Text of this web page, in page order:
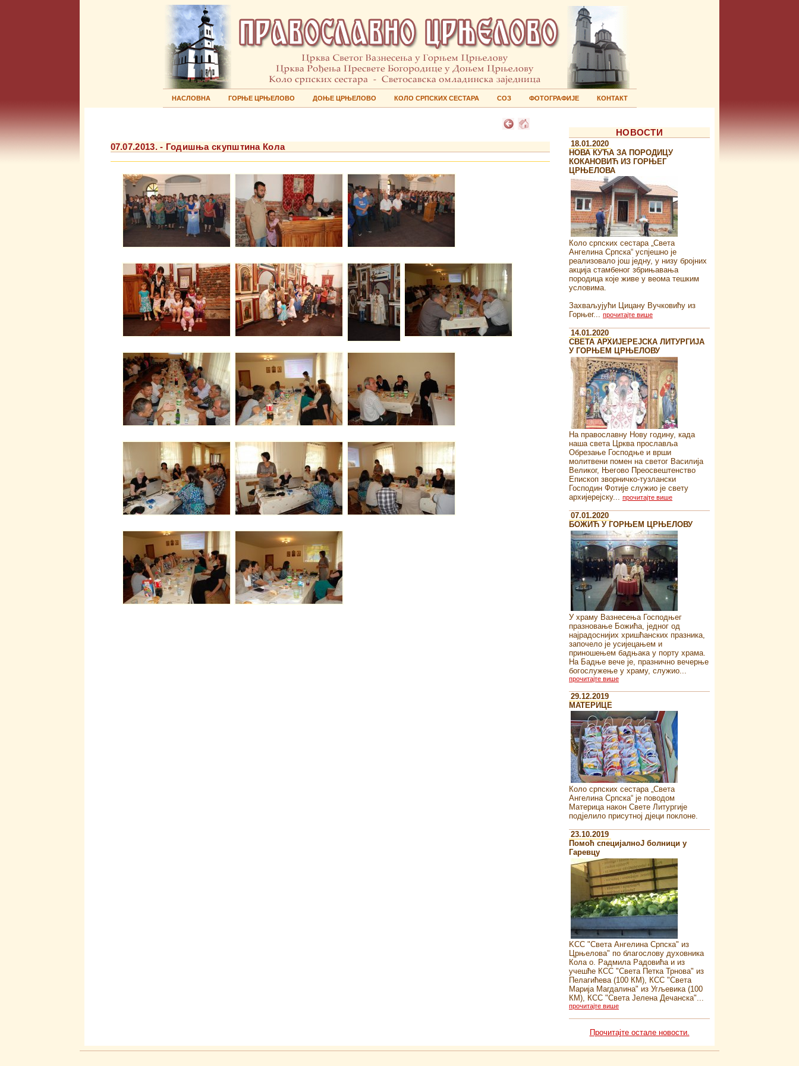
НАСЛОВНА ГОРЊЕ ЦРЊЕЛОВО ДОЊЕ ЦРЊЕЛОВО КОЛО СРПСКИХ СЕСТАРА СОЗ ФОТОГРАФИЈЕ КОНТАКТ
07.07.2013. - Годишња скупштина Кола
НОВОСТИ
18.01.2020
НОВА КУЋА ЗА ПОРОДИЦУ
КОКАНОВИЋ ИЗ ГОРЊЕГ
ЦРЊЕЛОВА
Коло српских сестара „Света
Ангелина Српска“ успјешно је
реализовало још једну, у низу бројних
акција стамбеног збрињавања
породица које живе у веома тешким
условима.
Захваљујући Цицану Вучковићу из
Горњег... прочитајте више
14.01.2020
СВЕТА АРХИЈЕРЕЈСКА ЛИТУРГИЈА
У ГОРЊЕМ ЦРЊЕЛОВУ
На православну Нову годину, када
наша света Црква прославља
Обрезање Господње и врши
молитвени помен на светог Василија
Великог, Његово Преосвештенство
Епископ зворничко-тузлански
Господин Фотије служио је свету
архијерејску... прочитајте више
07.01.2020
БОЖИЋ У ГОРЊЕМ ЦРЊЕЛОВУ
У храму Вазнесења Господњег
празновање Божића, једног од
најрадоснијих хришћанских празника,
започело је усијецањем и
приношењем бадњака у порту храма.
На Бадње вече је, празнично вечерње
богослужење у храму, служио...
прочитајте више
29.12.2019
MATEРИЦЕ
Коло српских сестара „Света
Ангелина Српска“ je поводом
Материца након Свете Литургије
подјелило присутној дјеци поклоне.
23.10.2019
Помоћ специјалноJ болници у
Гаревцу
KСС "Света Ангелина Српска" из
Црњелова" по благослову духовника
Кола о. Радмила Радовића и из
учешће КСС "Света Петка Трнова" из
Пелагићева (100 КМ), КСС "Света
Марија Магдалина" из Угљевика (100
КМ), КСС "Света Јелена Дечанска"...
прочитајте више
Прочитајте остале новости.